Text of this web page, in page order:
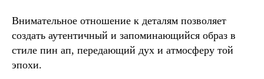
Внимательное отношение к деталям позволяет
создать аутентичный и запоминающийся образ в
стиле пин ап, передающий дух и атмосферу той
эпохи.